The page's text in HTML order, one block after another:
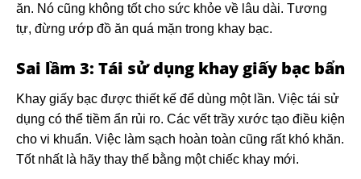
ăn. Nó cũng không tốt cho sức khỏe về lâu dài. Tương
tự, đừng ướp đồ ăn quá mặn trong khay bạc.
Sai lầm 3: Tái sử dụng khay giấy bạc bẩn
Khay giấy bạc được thiết kế để dùng một lần. Việc tái sử
dụng có thể tiềm ẩn rủi ro. Các vết trầy xước tạo điều kiện
cho vi khuẩn. Việc làm sạch hoàn toàn cũng rất khó khăn.
Tốt nhất là hãy thay thế bằng một chiếc khay mới.